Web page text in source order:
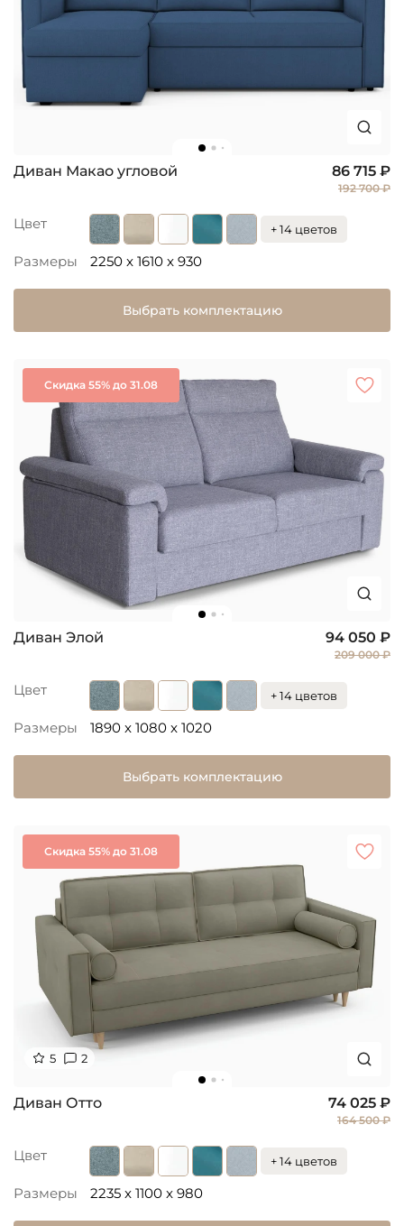
Диван Макао угловой 86 715 ₽
192 700 ₽
Цвет + 14 цветов
Размеры 2250 x 1610 x 930
Выбрать комплектацию
Скидка 55% до 31.08
Диван Элой 94 050 ₽
209 000 ₽
Цвет + 14 цветов
Размеры 1890 x 1080 x 1020
Выбрать комплектацию
Скидка 55% до 31.08
5 2
Диван Отто 74 025 ₽
164 500 ₽
Цвет + 14 цветов
Размеры 2235 x 1100 x 980